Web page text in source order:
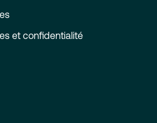
et confidentialité